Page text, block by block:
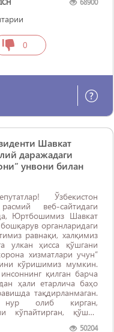
68900
0
Шавкат
даражадаги
унвони билан
Ўзбекистон
сайтидаги
Юртбошимиз Шавкат
органларидаги
равнақи, халқимиз
улкан ҳисса қўшгани
хизматлари учун”
кўришимиз мумкин.
қилган барча
ҳали етарлича баҳо
тақдирланмаган.
нур олиб кирган,
кўпайтирган, қўшни
50204